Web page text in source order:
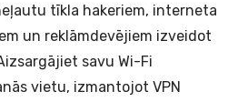
tīkla hakeriem, interneta
un reklāmdevējiem izveidot
savu Wi-Fi
vietu, izmantojot VPN